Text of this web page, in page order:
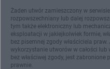
Żaden utwór zamieszczony w
rozpowszechniany lub dalej
tym także elektroniczny lub
eksploatacji w jakiejkolwiek formie,
bez pisemnej zgody właściciela
wykorzystanie utworów w całości lub
bez właściwej zgody, jest
prawnie.